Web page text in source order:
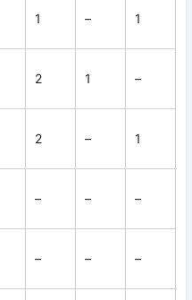
1 – 1
2 1 –
2 – 1
– – –
– – –